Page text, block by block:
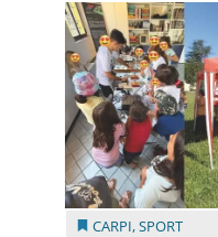
CARPI,SPORT